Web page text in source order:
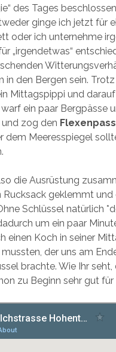
des Tages
ginge ich jetzt für
oder ich unternehme
„irgendetwas“
in den Bergen sein.
Mittagspippi und
warf ein paar Bergpässe
zog den Flexenpass
dem Meeresspiegel
die Ausrüstung
Rucksack geklemmt und
Schlüssel natürlich
um ein paar
einen Koch in seiner
der uns am
brachte. Wie Ihr seht,
zu Beginn sehr gut für